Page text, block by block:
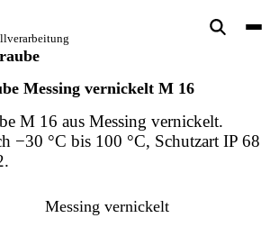
Messing vernickelt M 16
M 16 aus Messing vernickelt.
−30 °C bis 100 °C, Schutzart IP 68
Messing vernickelt